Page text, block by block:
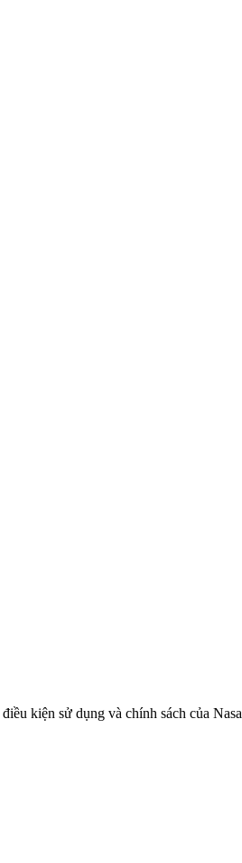
điều kiện sử dụng và chính sách của Nasa